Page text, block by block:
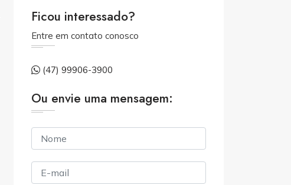
Ficou interessado?
Entre em contato conosco
(47) 99906-3900
Ou envie uma mensagem: